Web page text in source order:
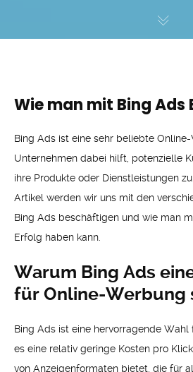
Wie man mit Bing Ads
Bing Ads ist eine sehr beliebte
Unternehmen dabei hilft, potenzielle
ihre Produkte oder Dienstleistungen
Artikel werden wir uns mit den
Bing Ads beschäftigen und wie man
Erfolg haben kann.
Warum Bing Ads
für Online-Werbung
Bing Ads ist eine hervorragende
es eine relativ geringe Kosten pro
von Anzeigenformaten bietet, die für